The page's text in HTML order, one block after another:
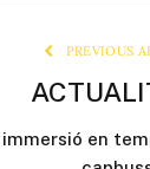
PREVIOUS
en